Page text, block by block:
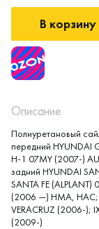
В корзину
Описание
Полиуретановый
передний HYUNDAI
H-1 07MY (2007-)
задний HYUNDAI
SANTA FE
(2006 —) HMA, HAC;
VERACRUZ (2006-);
(2009-)